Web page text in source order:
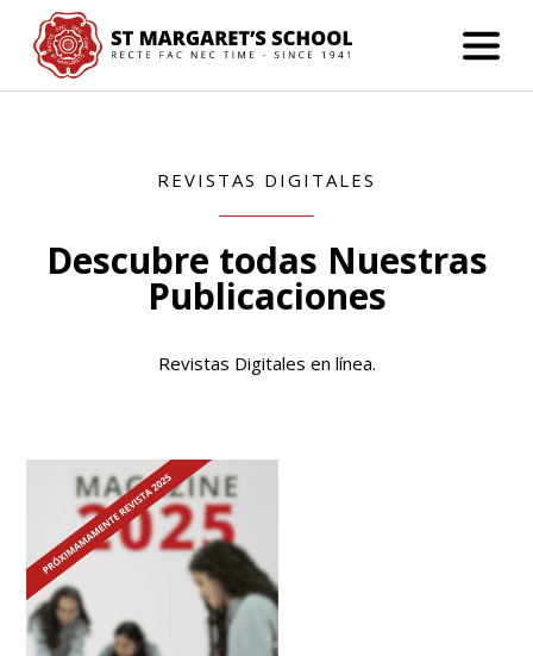
REVISTAS DIGITALES
Descubre todas Nuestras
Publicaciones
Revistas Digitales en línea.